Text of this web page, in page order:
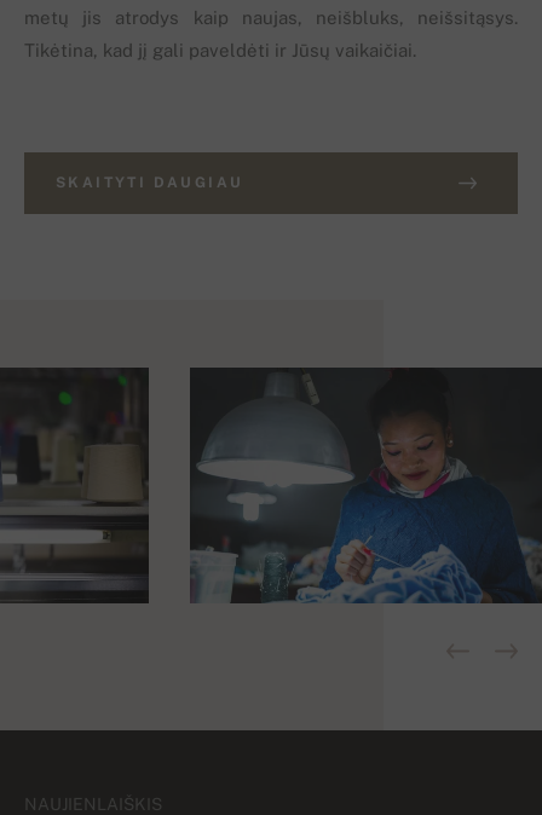
metų jis atrodys kaip naujas, neišbluks, neišsitąsys.
Tikėtina, kad jį gali paveldėti ir Jūsų vaikaičiai.
SKAITYTI DAUGIAU
NAUJIENLAIŠKIS